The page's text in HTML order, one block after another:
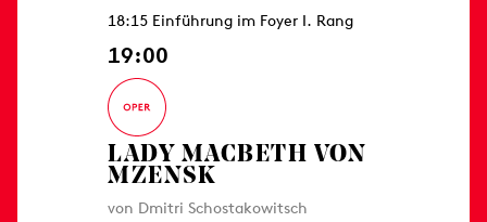
18:15 Einführung im Foyer I. Rang
19:00
LADY MACBETH VON
MZENSK
von Dmitri Schostakowitsch